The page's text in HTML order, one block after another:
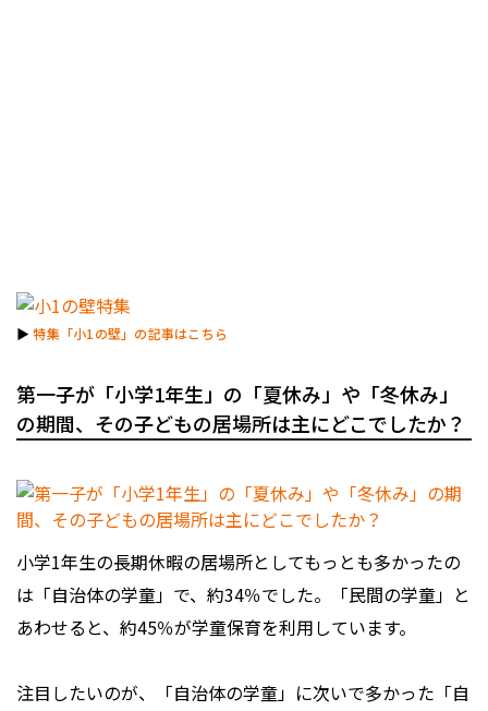
▶︎ 特集「小1の壁」の記事はこちら
第一子が「小学1年生」の「夏休み」や「冬休み」
の期間、その子どもの居場所は主にどこでしたか？
小学1年生の長期休暇の居場所としてもっとも多かったの
は「自治体の学童」で、約34％でした。「民間の学童」と
あわせると、約45％が学童保育を利用しています。
注目したいのが、「自治体の学童」に次いで多かった「自